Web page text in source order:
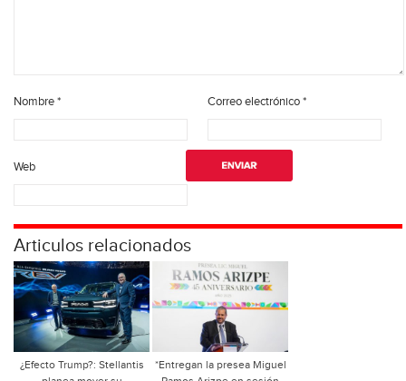
Nombre* Correo electrónico*
Web
Articulos relacionados
¿Efecto Trump?: Stellantis
*Entregan la presea Miguel